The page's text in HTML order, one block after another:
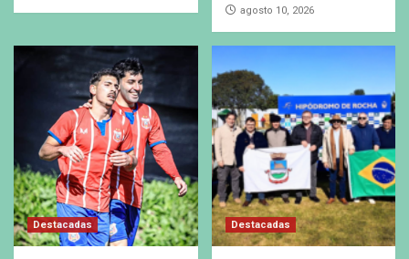
agosto 10, 2026
Destacadas Destacadas